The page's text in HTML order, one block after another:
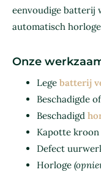
eenvoudige batterij
automatisch
Onze
Lege batterij
Beschadigde
Beschadigd
Kapotte
Defect
Horloge